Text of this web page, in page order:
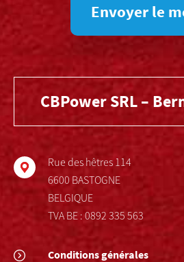
Envoyer le
CBPower SRL –
Rue des hêtres 114
6600 BASTOGNE
BELGIQUE
TVA BE : 0892 335 563
Conditions générales